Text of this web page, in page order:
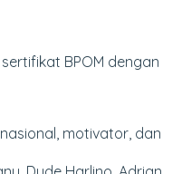
BPOM dengan
motivator, dan